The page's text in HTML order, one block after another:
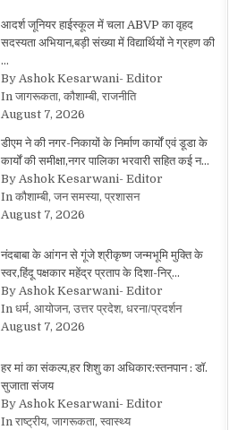
आदर्श जूनियर हाईस्कूल में चला ABVP का वृहद
सदस्यता अभियान,बड़ी संख्या में विद्यार्थियों ने ग्रहण की
…
By Ashok Kesarwani- Editor
In जागरूकता, कौशाम्बी, राजनीति
August 7, 2026
डीएम ने की नगर-निकायों के निर्माण कार्यों एवं डूडा के
कार्यों की समीक्षा,नगर पालिका भरवारी सहित कई न…
By Ashok Kesarwani- Editor
In कौशाम्बी, जन समस्या, प्रशासन
August 7, 2026
नंदबाबा के आंगन से गूंजे श्रीकृष्ण जन्मभूमि मुक्ति के
स्वर,हिंदू पक्षकार महेंद्र प्रताप के दिशा-निर्…
By Ashok Kesarwani- Editor
In धर्म, आयोजन, उत्तर प्रदेश, धरना/प्रदर्शन
August 7, 2026
हर मां का संकल्प,हर शिशु का अधिकार:स्तनपान : डॉ.
सुजाता संजय
By Ashok Kesarwani- Editor
In राष्ट्रीय, जागरूकता, स्वास्थ्य